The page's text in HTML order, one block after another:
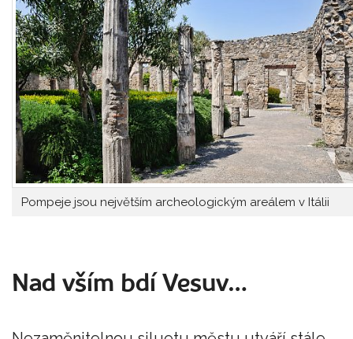
Pompeje jsou největším archeologickým areálem v Itálii
Nad vším bdí Vesuv…